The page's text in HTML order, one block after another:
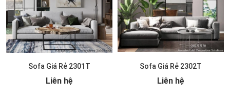
Sofa Giá Rẻ 2301T
Liên hệ
Sofa Giá Rẻ 2302T
Liên hệ